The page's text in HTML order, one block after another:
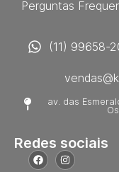
Perguntas
(11) 99658-
av. das
Redes sociais